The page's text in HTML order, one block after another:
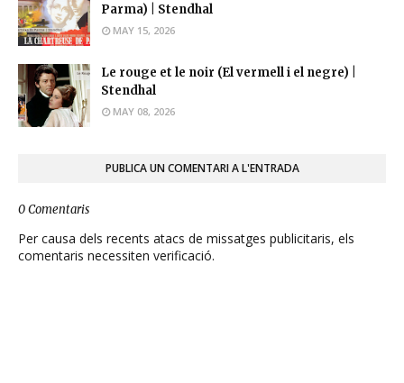
Parma) | Stendhal
MAY 15, 2026
Le rouge et le noir (El vermell i el negre) |
Stendhal
MAY 08, 2026
PUBLICA UN COMENTARI A L'ENTRADA
0 Comentaris
Per causa dels recents atacs de missatges publicitaris, els
comentaris necessiten verificació.